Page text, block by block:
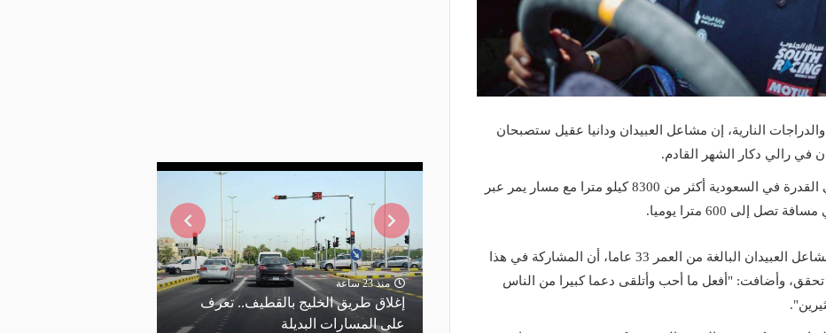
النارية، إن مشاعل العبيدان ودانيا عقيل ستصبحان
في رالي دكار الشهر القادم.
ويصل طول النسخة الـ44 من رالي القدرة في السعودية أكثر من 8300 كيلو مترا مع مسار يمر عبر
إلى 600 مترا يوميا.
وعن هذا الحدث التاريخي، تقول مشاعل العبيدان البالغة من العمر 33 عاما، أن المشاركة في هذا
وأضافت: "أفعل ما أحب وأتلقى دعما كبيرا من الناس
منذ 23 ساعة
إغلاق طريق الخليج بالقطيف.. تعرف
على المسارات البديلة
منذ يومين
تعرف